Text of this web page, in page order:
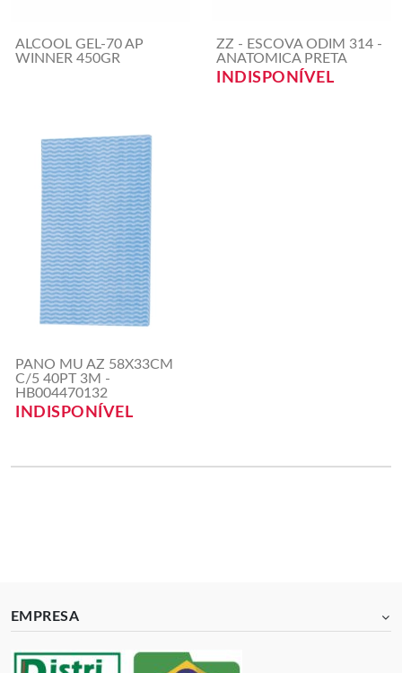
ALCOOL GEL-70 AP
WINNER 450GR
ZZ - ESCOVA ODIM 314 -
ANATOMICA PRETA
INDISPONÍVEL
PANO MU AZ 58X33CM
C/5 40PT 3M -
HB004470132
INDISPONÍVEL
EMPRESA